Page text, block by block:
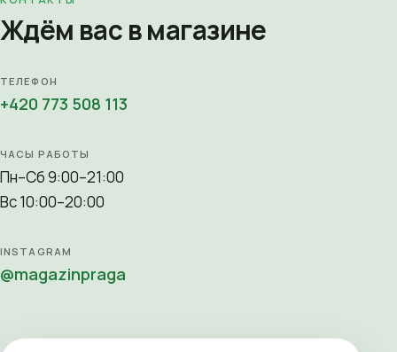
Ждём вас в магазине
ТЕЛЕФОН
+420 773 508 113
ЧАСЫ РАБОТЫ
Пн–Сб 9:00–21:00
Вс 10:00–20:00
INSTAGRAM
@magazinpraga